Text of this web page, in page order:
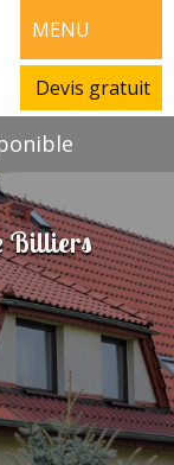
MENU
Devis gratuit
Billiers